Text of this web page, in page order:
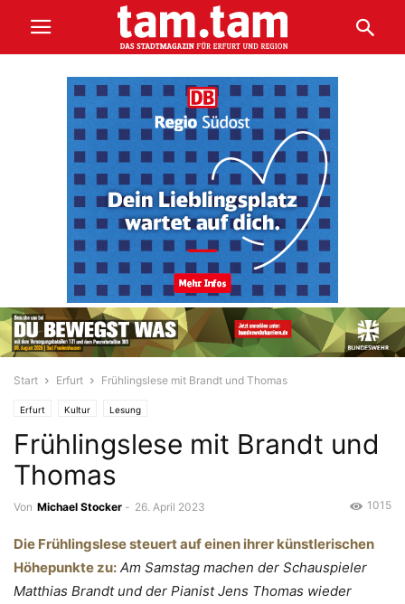
Start Erfurt Frühlingslese mit Brandt und Thomas
Erfurt Kultur Lesung
Frühlingslese mit Brandt und
Thomas
Von Michael Stocker - 26. April 2023 1015
Die Frühlingslese steuert auf einen ihrer künstlerischen
Höhepunkte zu: Am Samstag machen der Schauspieler
Matthias Brandt und der Pianist Jens Thomas wieder